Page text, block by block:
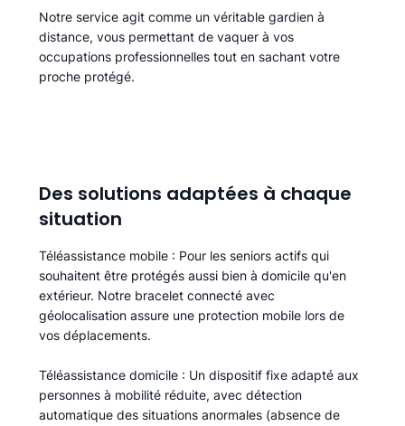
Notre service agit comme un véritable gardien à
distance, vous permettant de vaquer à vos
occupations professionnelles tout en sachant votre
proche protégé.
Des solutions adaptées à chaque
situation
Téléassistance mobile : Pour les seniors actifs qui
souhaitent être protégés aussi bien à domicile qu'en
extérieur. Notre bracelet connecté avec
géolocalisation assure une protection mobile lors de
vos déplacements.
Téléassistance domicile : Un dispositif fixe adapté aux
personnes à mobilité réduite, avec détection
automatique des situations anormales (absence de